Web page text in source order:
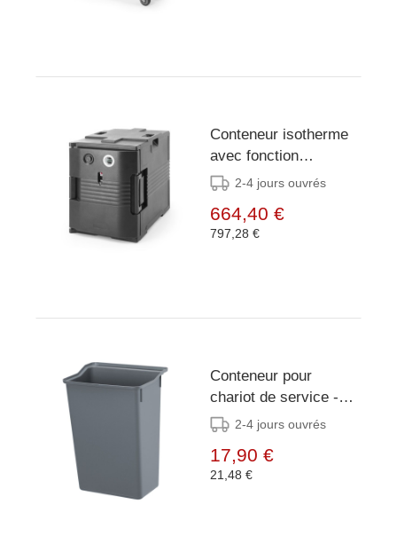
Conteneur isotherme
avec fonction
chauffante - traiteur -
220-240V/200W -
477x680x(H)620mm
2-4 jours ouvrés
664,40 €
797,28 €
Conteneur pour
chariot de service -
AmerBox -
2-4 jours ouvrés
17,90 €
21,48 €